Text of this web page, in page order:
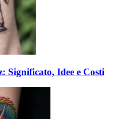
Significato, Idee e Costi